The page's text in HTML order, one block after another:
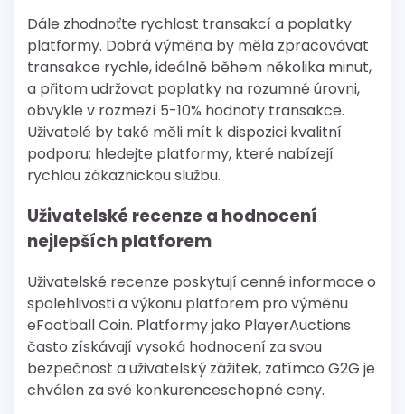
Dále zhodnoťte rychlost transakcí a poplatky
platformy. Dobrá výměna by měla zpracovávat
transakce rychle, ideálně během několika minut,
a přitom udržovat poplatky na rozumné úrovni,
obvykle v rozmezí 5-10% hodnoty transakce.
Uživatelé by také měli mít k dispozici kvalitní
podporu; hledejte platformy, které nabízejí
rychlou zákaznickou službu.
Uživatelské recenze a hodnocení
nejlepších platforem
Uživatelské recenze poskytují cenné informace o
spolehlivosti a výkonu platforem pro výměnu
eFootball Coin. Platformy jako PlayerAuctions
často získávají vysoká hodnocení za svou
bezpečnost a uživatelský zážitek, zatímco G2G je
chválen za své konkurenceschopné ceny.